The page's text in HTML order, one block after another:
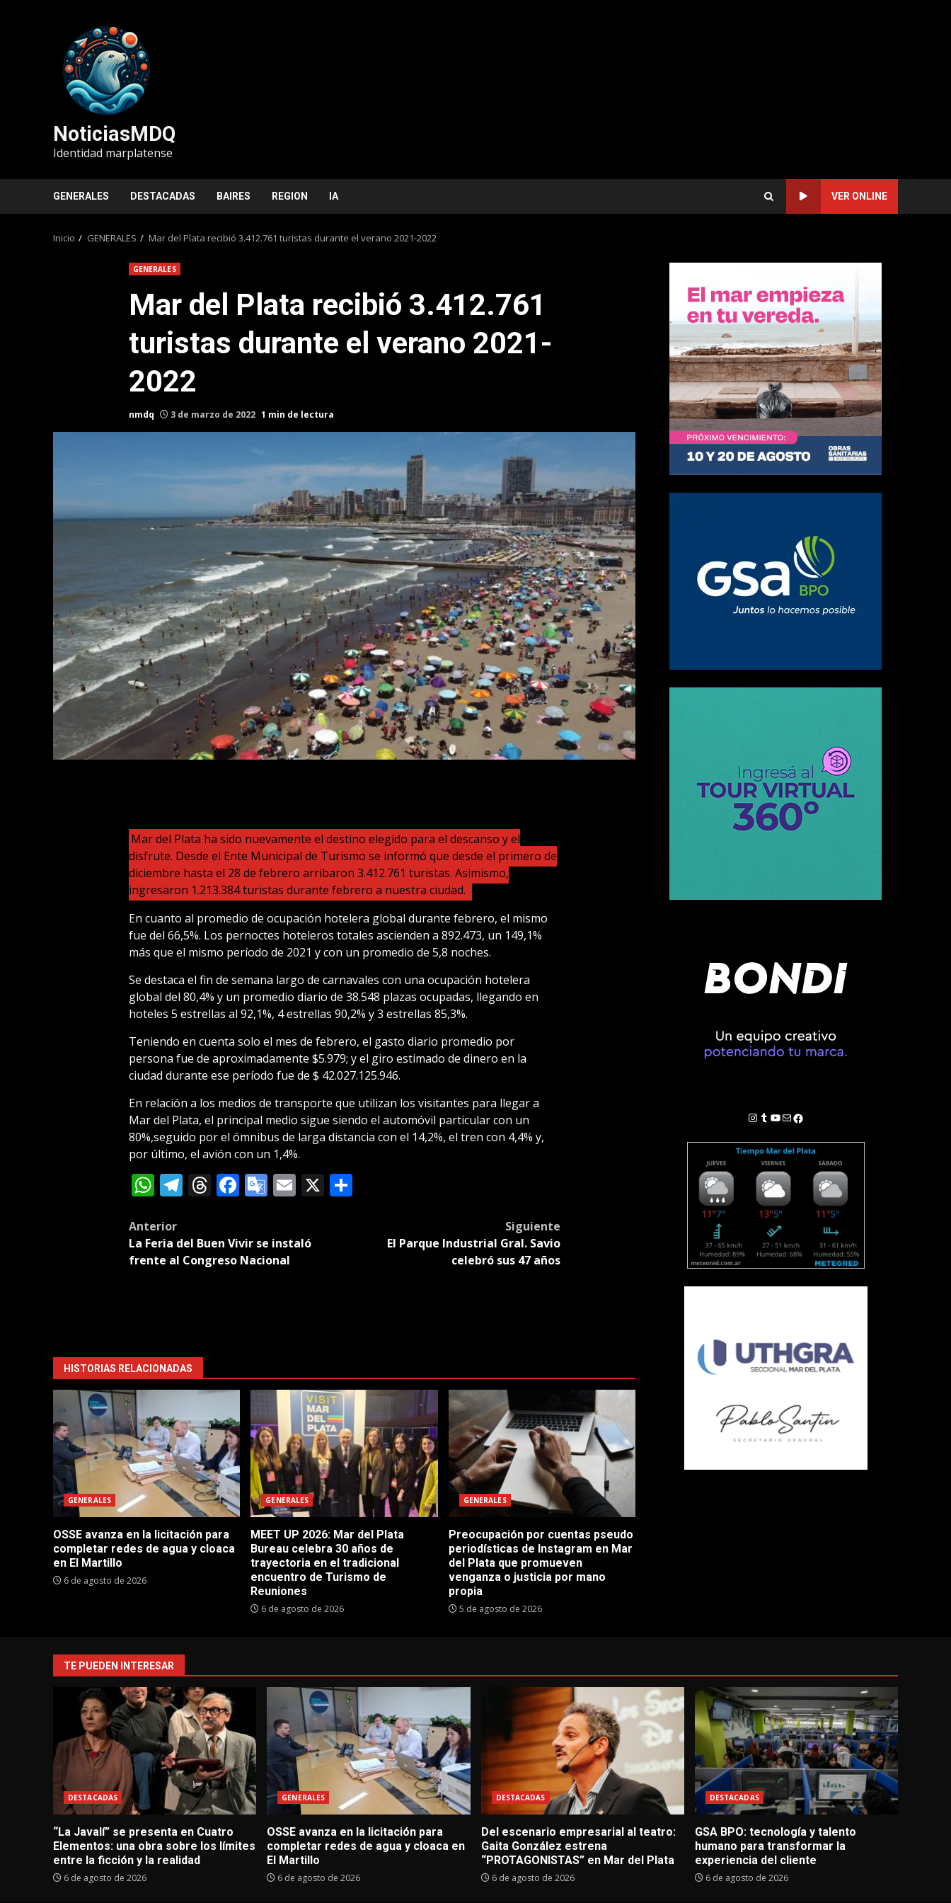
NoticiasMDQ
Identidad marplatense
GENERALES DESTACADAS BAIRES REGION IA VER ONLINE
Inicio GENERALES Mar del Plata recibió 3.412.761 turistas durante el verano 2021-2022
GENERALES
Mar del Plata recibió 3.412.761
turistas durante el verano 2021-
2022
nmdq 3 de marzo de 2022 1 min de lectura
Mar del Plata ha sido nuevamente el destino elegido para el descanso y el
disfrute. Desde el Ente Municipal de Turismo se informó que desde el primero de
diciembre hasta el 28 de febrero arribaron 3.412.761 turistas. Asimismo,
ingresaron 1.213.384 turistas durante febrero a nuestra ciudad.
En cuanto al promedio de ocupación hotelera global durante febrero, el mismo
fue del 66,5%. Los pernoctes hoteleros totales ascienden a 892.473, un 149,1%
más que el mismo período de 2021 y con un promedio de 5,8 noches.
Se destaca el fin de semana largo de carnavales con una ocupación hotelera
global del 80,4% y un promedio diario de 38.548 plazas ocupadas, llegando en
hoteles 5 estrellas al 92,1%, 4 estrellas 90,2% y 3 estrellas 85,3%.
Teniendo en cuenta solo el mes de febrero, el gasto diario promedio por
persona fue de aproximadamente $5.979; y el giro estimado de dinero en la
ciudad durante ese período fue de $ 42.027.125.946.
En relación a los medios de transporte que utilizan los visitantes para llegar a
Mar del Plata, el principal medio sigue siendo el automóvil particular con un
80%,seguido por el ómnibus de larga distancia con el 14,2%, el tren con 4,4% y,
por último, el avión con un 1,4%.
WhatsApp
Telegram
Threads
Facebook
Google
Translate
Email
X Compartir
Post
navigation
Anterior
La Feria del Buen Vivir se instaló
frente al Congreso Nacional
Siguiente
El Parque Industrial Gral. Savio
celebró sus 47 años
HISTORIAS RELACIONADAS
GENERALES
OSSE avanza en la licitación para
completar redes de agua y cloaca
en El Martillo
6 de agosto de 2026
GENERALES
MEET UP 2026: Mar del Plata
Bureau celebra 30 años de
trayectoria en el tradicional
encuentro de Turismo de
Reuniones
6 de agosto de 2026
GENERALES
Preocupación por cuentas pseudo
periodísticas de Instagram en Mar
del Plata que promueven
venganza o justicia por mano
propia
5 de agosto de 2026
Instagram
Tumblr
YouTube
Correo electrónico
Facebook
TE PUEDEN INTERESAR
DESTACADAS
“La Javalí” se presenta en Cuatro
Elementos: una obra sobre los límites
entre la ficción y la realidad
6 de agosto de 2026
GENERALES
OSSE avanza en la licitación para
completar redes de agua y cloaca en
El Martillo
6 de agosto de 2026
DESTACADAS
Del escenario empresarial al teatro:
Gaita González estrena
“PROTAGONISTAS” en Mar del Plata
6 de agosto de 2026
DESTACADAS
GSA BPO: tecnología y talento
humano para transformar la
experiencia del cliente
6 de agosto de 2026